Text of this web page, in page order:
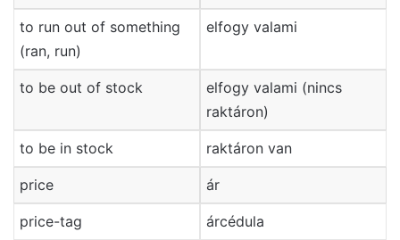
to run out of something
(ran, run)
elfogy valami
to be out of stock
elfogy valami (nincs
raktáron)
to be in stock raktáron van
price ár
price-tag árcédula